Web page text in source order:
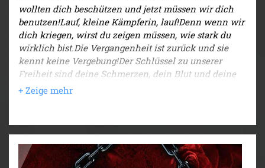
wollten dich beschützen und jetzt müssen wir dich
benutzen!Lauf, kleine Kämpferin, lauf!Denn wenn wir
dich kriegen, wirst du zeigen müssen, wie stark du
wirklich bist.Die Vergangenheit ist zurück und sie
kennt keine Vergebung!Der Schlüssel zu unserer
Freiheit sind deine Schmerzen, dein Blut und deine
Tränen.Bist du unserer Dunkelheit gewachsen?Oder
wird sie dich zerbrechen?
moralisch farbenblind.